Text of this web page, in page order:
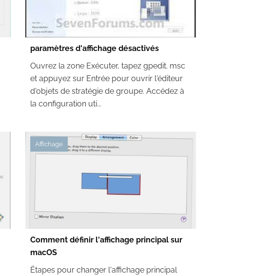
paramètres d'affichage désactivés
Ouvrez la zone Exécuter, tapez gpedit. msc
et appuyez sur Entrée pour ouvrir l'éditeur
d'objets de stratégie de groupe. Accédez à
la configuration uti...
Affichage
Comment définir l'affichage principal sur
macOS
Étapes pour changer l'affichage principal